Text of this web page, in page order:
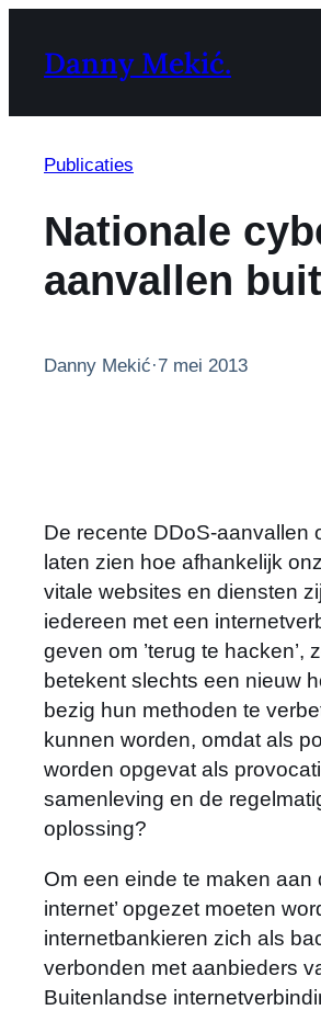
naar
inhoud
Danny Mekić.
Publicaties
Nationale
aanvallen
Danny Mekić·7 mei 2013
De recente DDoS-aanvallen
laten zien hoe afhankelijk
vitale websites en diensten
iedereen met een
geven om ’terug te
betekent slechts een nieuw
bezig hun methoden te
kunnen worden, omdat als
worden opgevat als
samenleving en de
oplossing?
Om een einde te maken aan
internet’ opgezet moeten
internetbankieren zich als
verbonden met aanbieders
Buitenlandse